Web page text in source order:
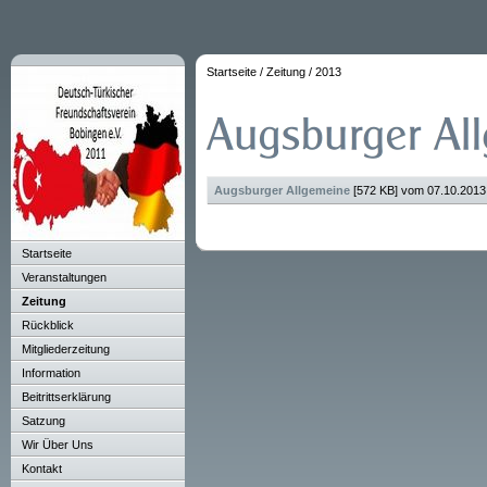
Startseite
Veranstaltungen
Zeitung
Rückblick
Mitgliederzeitung
Information
Beitrittserklärung
Satzung
Wir Über Uns
Kontakt
Startseite / Zeitung / 2013
Augsburger Allgemeine [572 KB] vom